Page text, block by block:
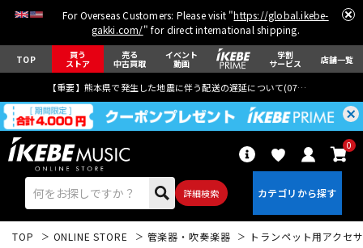
For Overseas Customers: Please visit "https://global.ikebe-
gakki.com/" for direct international shipping.
TOP 買う
ストア
売る
中古買取
イベント
動画
学割
サービス 店舗一覧
【重要】熊本県で発生した地震に伴う配送の遅延について(07月29日
詳細検索
0
TOP ONLINE STORE 管楽器・吹奏楽器 トランペット用アクセ